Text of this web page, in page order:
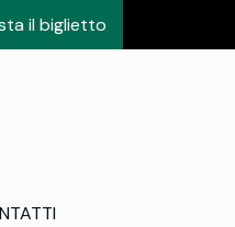
il biglietto